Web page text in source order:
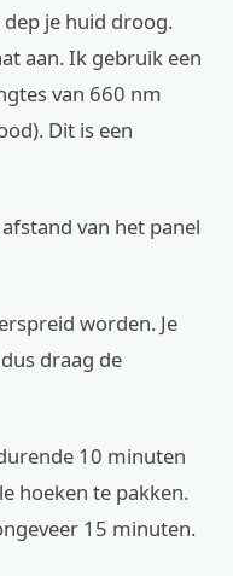
je huid droog.
aan. Ik gebruik een
van 660 nm
Dit is een
van het panel
worden. Je
draag de
10 minuten
hoeken te pakken.
15 minuten.